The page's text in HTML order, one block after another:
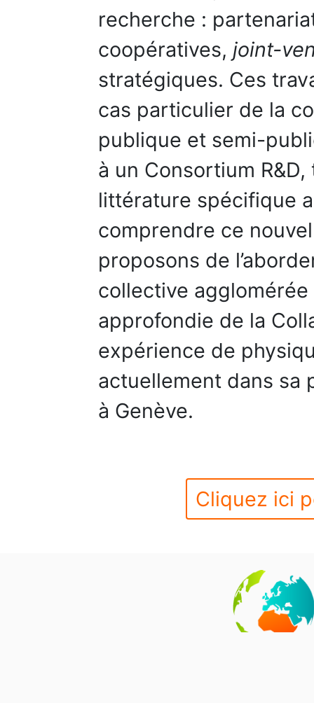
recherche :
coopératives, joint-
stratégiques. Ces
cas particulier de la
publique et semi-
à un Consortium
littérature spécifique
comprendre ce
proposons de
collective agglomérée
approfondie de la
expérience de
actuellement dans sa
à Genève.
Cliquez ici